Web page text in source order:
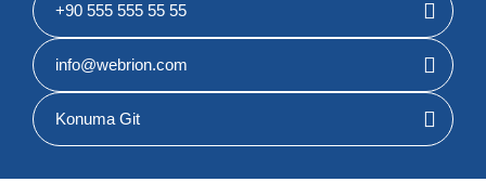
+90 555 555 55 55
info@webrion.com
Konuma Git